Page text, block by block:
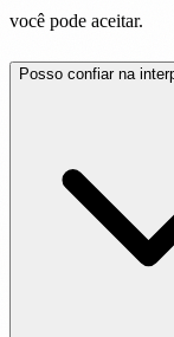
você pode aceitar.
Posso confiar na